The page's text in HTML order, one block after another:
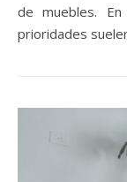
de muebles.
prioridades